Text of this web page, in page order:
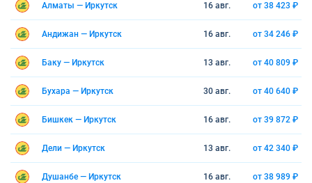
Алматы — Иркутск 16 авг. от 38 423 ₽
Андижан — Иркутск 16 авг. от 34 246 ₽
Баку — Иркутск 13 авг. от 40 809 ₽
Бухара — Иркутск 30 авг. от 40 640 ₽
Бишкек — Иркутск 16 авг. от 39 872 ₽
Дели — Иркутск 13 авг. от 42 340 ₽
Душанбе — Иркутск 16 авг. от 38 989 ₽